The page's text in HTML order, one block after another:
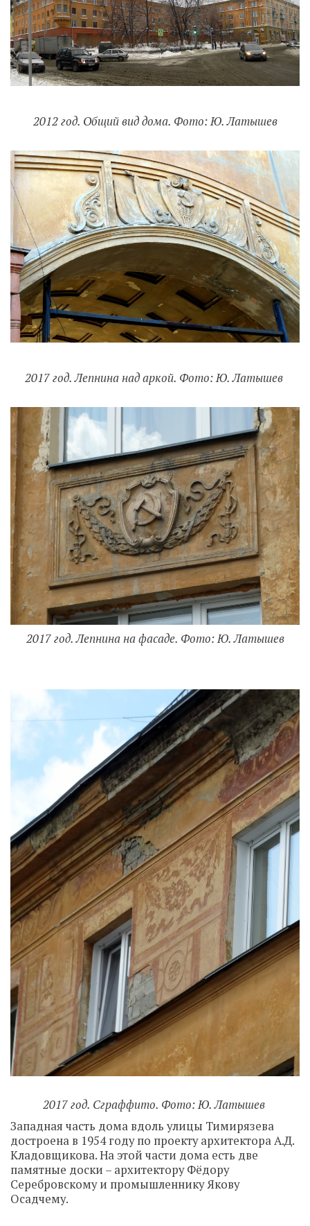
2012 год. Общий вид дома. Фото: Ю. Латышев
2017 год. Лепнина над аркой. Фото: Ю. Латышев
2017 год. Лепнина на фасаде. Фото: Ю. Латышев
2017 год. Сграффито. Фото: Ю. Латышев
Западная часть дома вдоль улицы Тимирязева
достроена в 1954 году по проекту архитектора А.Д.
Кладовщикова. На этой части дома есть две
памятные доски – архитектору Фёдору
Серебровскому и промышленнику Якову
Осадчему.